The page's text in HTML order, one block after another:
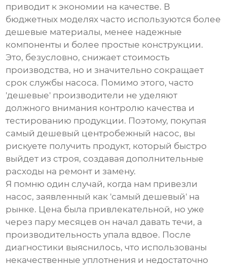
приводит к экономии на качестве. В
бюджетных моделях часто используются более
дешевые материалы, менее надежные
компоненты и более простые конструкции.
Это, безусловно, снижает стоимость
производства, но и значительно сокращает
срок службы насоса. Помимо этого, часто
'дешевые' производители не уделяют
должного внимания контролю качества и
тестированию продукции. Поэтому, покупая
самый дешевый центробежный насос, вы
рискуете получить продукт, который быстро
выйдет из строя, создавая дополнительные
расходы на ремонт и замену.
Я помню один случай, когда нам привезли
насос, заявленный как 'самый дешевый' на
рынке. Цена была привлекательной, но уже
через пару месяцев он начал давать течи, а
производительность упала вдвое. После
диагностики выяснилось, что использованы
некачественные уплотнения и недостаточно